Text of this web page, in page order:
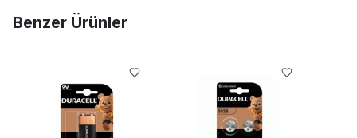
Benzer Ürünler